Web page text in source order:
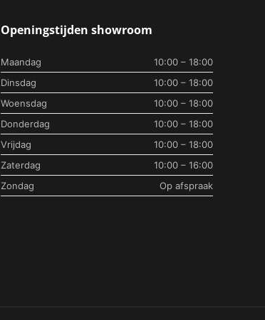
Openingstijden showroom
Maandag
10:00 – 18:00
Dinsdag
10:00 – 18:00
Woensdag
10:00 – 18:00
Donderdag
10:00 – 18:00
Vrijdag
10:00 – 18:00
Zaterdag
10:00 – 16:00
Zondag
Op afspraak